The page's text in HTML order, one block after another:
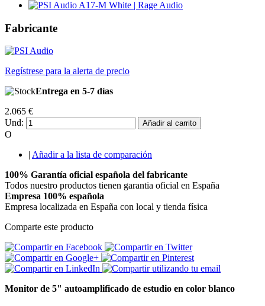
Fabricante
Regístrese para la alerta de precio
Entrega en 5-7 días
2.065 €
Und:
Añadir al carrito
O
| Añadir a la lista de comparación
100% Garantía oficial española del fabricante
Todos nuestro productos tienen garantia oficial en España
Empresa 100% española
Empresa localizada en España con local y tienda física
Comparte este producto
Monitor de 5" autoamplificado de estudio en color blanco